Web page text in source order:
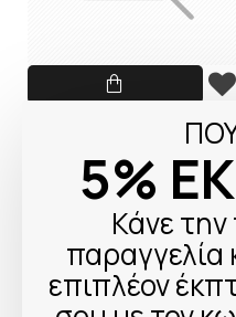
5%
Κάνε
παραγγελία
επιπλέον
Olympia Neo+ Mini Black